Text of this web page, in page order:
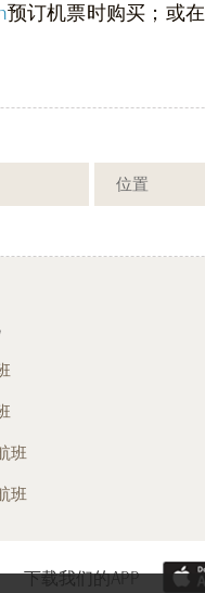
预订机票时购买；或
班
班
下载我们的APP